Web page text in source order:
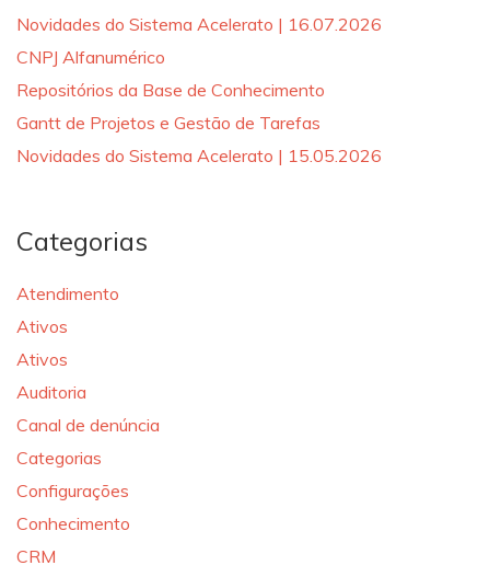
Novidades do Sistema Acelerato | 16.07.2026
CNPJ Alfanumérico
Repositórios da Base de Conhecimento
Gantt de Projetos e Gestão de Tarefas
Novidades do Sistema Acelerato | 15.05.2026
Categorias
Atendimento
Ativos
Ativos
Auditoria
Canal de denúncia
Categorias
Configurações
Conhecimento
CRM